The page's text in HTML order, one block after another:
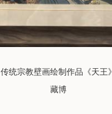
传统宗教壁画绘制 作品《天王》
藏博